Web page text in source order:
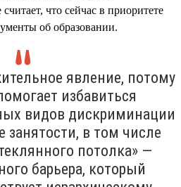
считает, что сейчас в приоритете
об образовании.
явление, потому
избавиться
видов дискриминации
занятости, в том числе
потолка» —
барьера, который